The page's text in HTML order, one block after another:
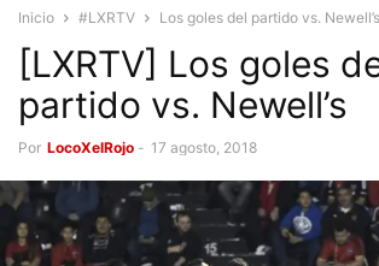
Inicio #LXRTV Los goles del partido vs. Newell’s
[LXRTV] Los goles
partido vs. Newell’s
Por LocoXelRojo - 17 agosto, 2018